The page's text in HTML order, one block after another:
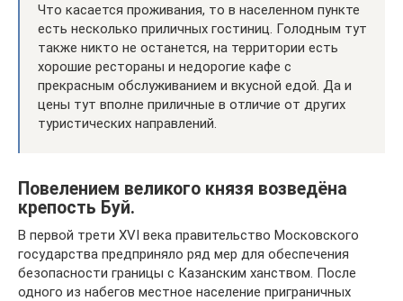
Что касается проживания, то в населенном пункте
есть несколько приличных гостиниц. Голодным тут
также никто не останется, на территории есть
хорошие рестораны и недорогие кафе с
прекрасным обслуживанием и вкусной едой. Да и
цены тут вполне приличные в отличие от других
туристических направлений.
Повелением великого князя возведёна
крепость Буй.
В первой трети XVI века правительство Московского
государства предприняло ряд мер для обеспечения
безопасности границы с Казанским ханством. После
одного из набегов местное население приграничных